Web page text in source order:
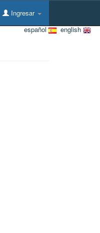
Ingresar
english
español